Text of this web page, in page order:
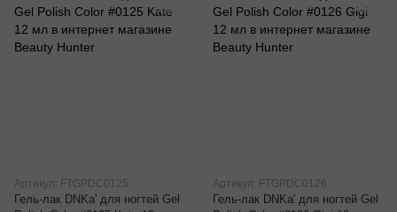
Артикул: FTGPDС0125
Гель-лак DNKa' для ногтей Gel
Артикул: FTGPDС0126
Гель-лак DNKa' для ногтей Gel